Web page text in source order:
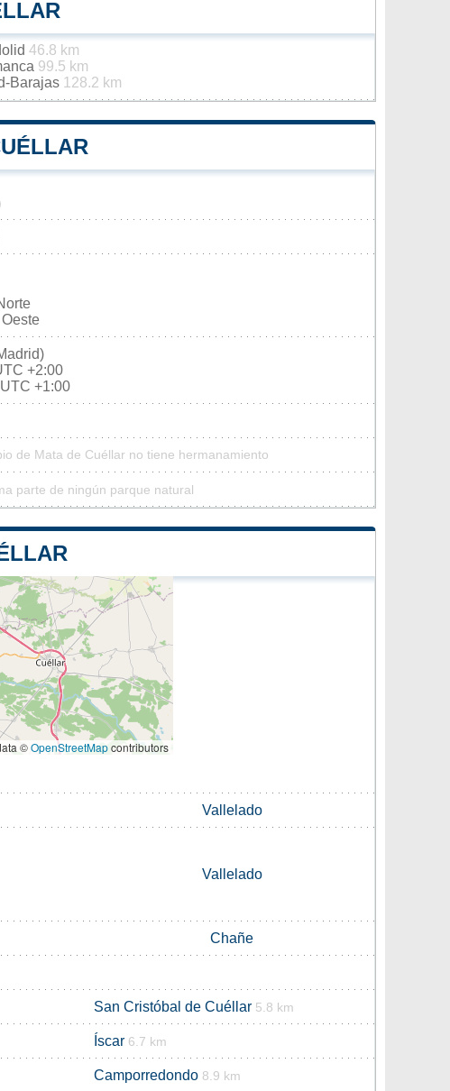
46.8 km
99.5 km
Barajas 128.2 km
+2:00
+1:00
de Mata de Cuéllar no tiene hermanamiento
parte de ningún parque natural
©OpenStreetMapcontributors
Vallelado
Vallelado
Chañe
San Cristóbal de Cuéllar 5.8 km
Íscar 6.7 km
Camporredondo 8.9 km